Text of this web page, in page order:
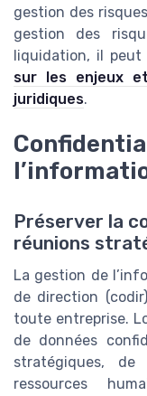
gestion des
gestion des
liquidation, il
sur les enjeux
juridiques.
Préserver la
réunions
La gestion de
de direction
toute entreprise.
de données
stratégiques, de
ressources